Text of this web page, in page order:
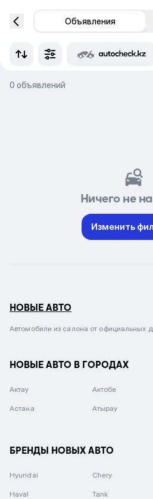
Объявления
0 объявлений
Ничего не
Изменить
НОВЫЕ АВТО
Автомобили из салона от официальных
НОВЫЕ АВТО В ГОРОДАХ
Актау Актобе
Астана Атырау
БРЕНДЫ НОВЫХ АВТО
Hyundai Chery
Haval Tank